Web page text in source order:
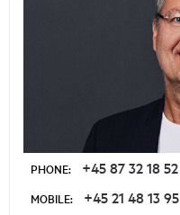
PHONE: +45 87 32 18 52
MOBILE: +45 21 48 13 95